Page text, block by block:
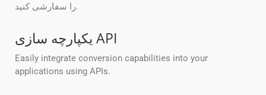
را سفارشی کنید.
یکپارچه سازی API
Easily integrate conversion capabilities into your
applications using APIs.